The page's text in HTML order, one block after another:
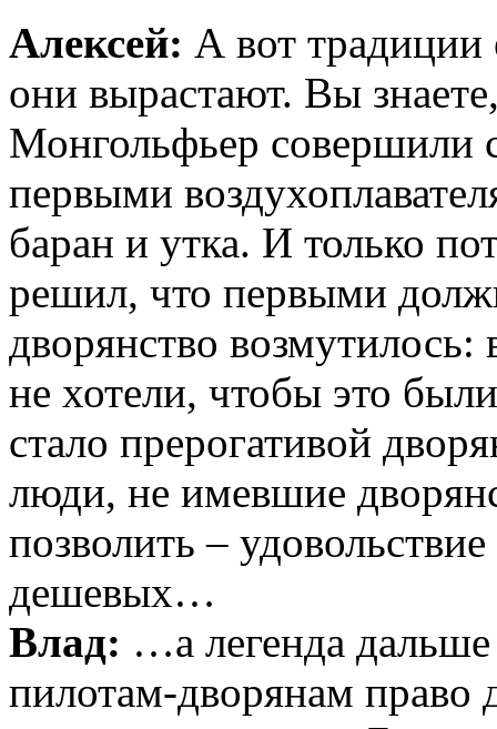
Алексей: А вот традиции
они вырастают. Вы
Монгольфьер совершили
первыми
баран и утка. И только
решил, что первыми
дворянство возмутилось:
не хотели, чтобы это
стало прерогативой
люди, не имевшие
позволить –
дешевых…
Влад: …а легенда дальше
пилотам-дворянам право